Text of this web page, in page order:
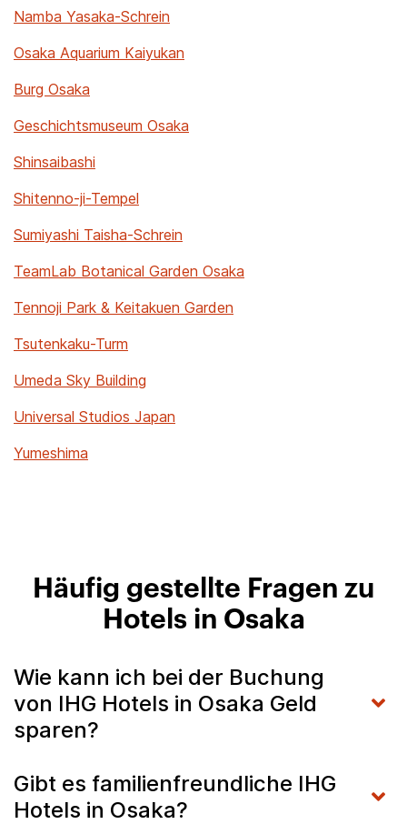
Namba Yasaka-Schrein
Osaka Aquarium Kaiyukan
Burg Osaka
Geschichtsmuseum Osaka
Shinsaibashi
Shitenno-ji-Tempel
Sumiyashi Taisha-Schrein
TeamLab Botanical Garden Osaka
Tennoji Park & Keitakuen Garden
Tsutenkaku-Turm
Umeda Sky Building
Universal Studios Japan
Yumeshima
Häufig gestellte Fragen zu
Hotels in Osaka
Wie kann ich bei der Buchung
von IHG Hotels in Osaka Geld
sparen?
Gibt es familienfreundliche IHG
Hotels in Osaka?